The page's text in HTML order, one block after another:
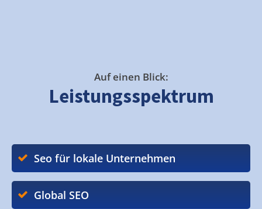
Auf einen Blick:
Leistungsspektrum
Seo für lokale Unternehmen
Global SEO